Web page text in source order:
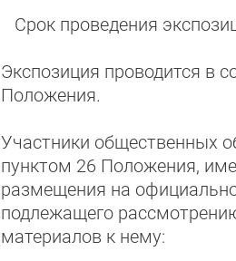
Срок проведения
Экспозиция проводится в
Положения.
Участники общественных
пунктом 26 Положения,
размещения на
подлежащего
материалов к нему: